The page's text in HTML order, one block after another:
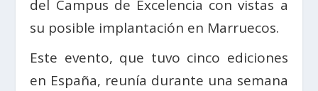
del Campus de Excelencia con vistas a
su posible implantación en Marruecos.
Este evento, que tuvo cinco ediciones
en España, reunía durante una semana